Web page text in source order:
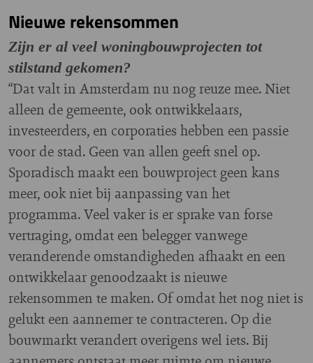
Nieuwe rekensommen
Zijn er al veel woningbouwprojecten tot
stilstand gekomen?
“Dat valt in Amsterdam nu nog reuze mee. Niet
alleen de gemeente, ook ontwikkelaars,
investeerders, en corporaties hebben een passie
voor de stad. Geen van allen geeft snel op.
Sporadisch maakt een bouwproject geen kans
meer, ook niet bij aanpassing van het
programma. Veel vaker is er sprake van forse
vertraging, omdat een belegger vanwege
veranderende omstandigheden afhaakt en een
ontwikkelaar genoodzaakt is nieuwe
rekensommen te maken. Of omdat het nog niet is
gelukt een aannemer te contracteren. Op die
bouwmarkt verandert overigens wel iets. Bij